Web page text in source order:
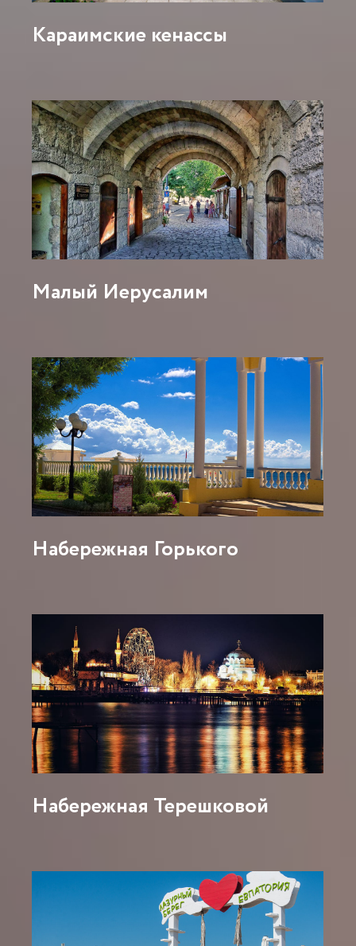
Караимские кенассы
Малый Иерусалим
Набережная Горького
Набережная Терешковой